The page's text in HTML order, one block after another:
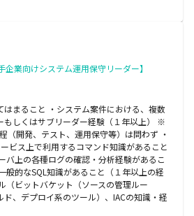
企業向けシステム運用保守リーダー】
まること ・システム案件における、複数
もしくはサブリーダー経験（１年以上） ※
（開発、テスト、運用保守等）は問わず ・
ビス上で利用するコマンド知識があること
バ上の各種ログの確認・分析経験があるこ
般的なSQL知識があること（１年以上の経
（ビットバケット（ソースの管理ルー
、デプロイ系のツール）、IACの知識・経